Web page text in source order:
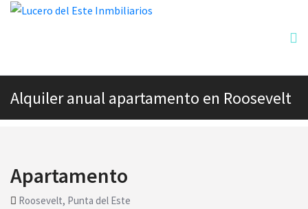
Alquiler anual apartamento en Roosevelt
Apartamento
Roosevelt, Punta del Este